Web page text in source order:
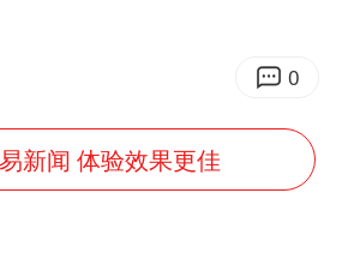
0
新闻 体验效果更佳